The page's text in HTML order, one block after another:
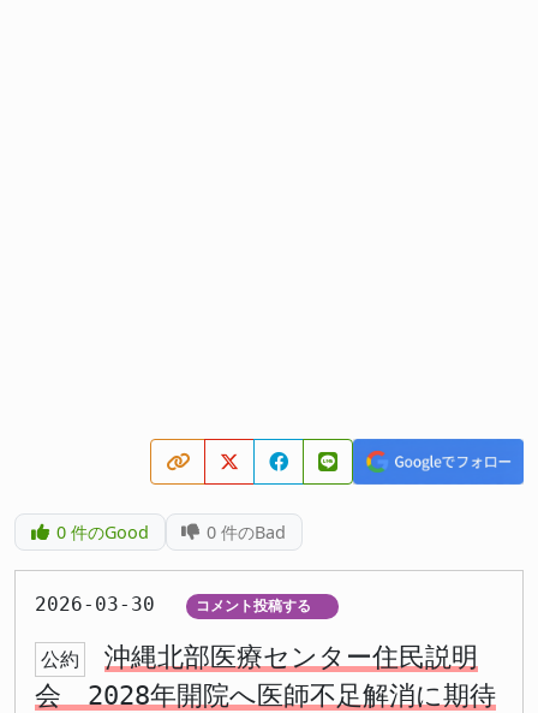
0件のGood 0 件のBad
2026-03-30 コメント投稿する
公約
沖縄北部医療センター住民説明
会 2028年開院へ医師不足解消に期待